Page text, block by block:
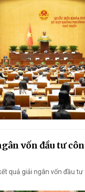
vốn đầu tư
quả giải ngân vốn đầu tư